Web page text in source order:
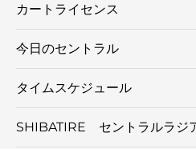
カートライセンス
今日のセントラル
タイムスケジュール
SHIBATIRE セントラルラジ